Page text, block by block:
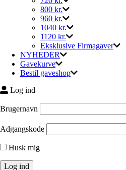
800 kr.
960 kr.
1040 kr.
1120 kr.
Eksklusive Firmagaver
NYHEDER
Gavekurve
Bestil gaveshop
Log ind
Brugernavn
Adgangskode
Husk mig